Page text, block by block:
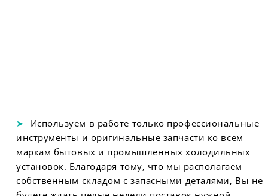
Используем в работе только профессиональные
инструменты и оригинальные запчасти ко всем
маркам бытовых и промышленных холодильных
установок. Благодаря тому, что мы располагаем
собственным складом с запасными деталями, Вы не